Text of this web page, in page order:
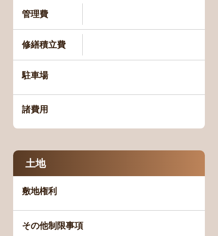
管理費
修繕積立費
駐車場
諸費用
土地
敷地権利
その他制限事項